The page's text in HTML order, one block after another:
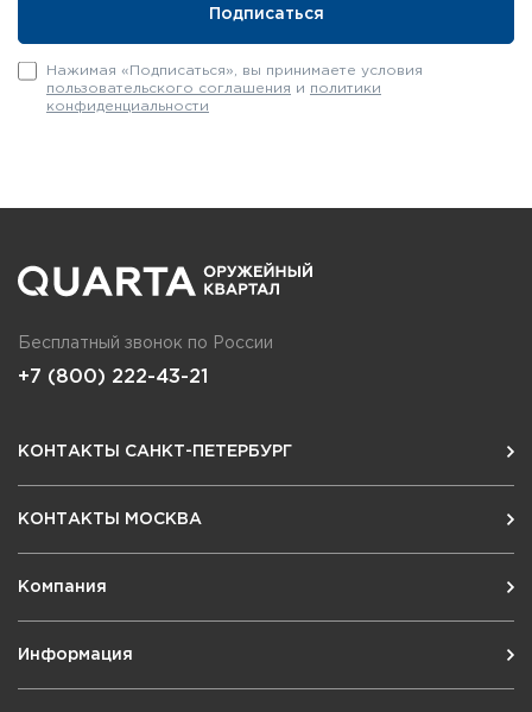
Нажимая «Подписаться», вы принимаете условия
пользовательского соглашения и политики
конфиденциальности
Бесплатный звонок по России
+7 (800) 222-43-21
КОНТАКТЫ САНКТ-ПЕТЕРБУРГ
КОНТАКТЫ МОСКВА
Компания
Информация